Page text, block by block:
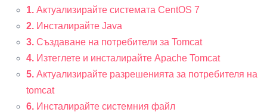
1. Актуализирайте системата CentOS 7
2. Инсталирайте Java
3. Създаване на потребители за Tomcat
4. Изтеглете и инсталирайте Apache Tomcat
5. Актуализирайте разрешенията за потребителя на
tomcat
6. Инсталирайте системния файл